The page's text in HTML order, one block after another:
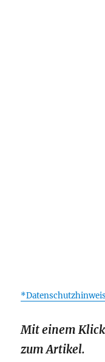
Mit einem
zum Artikel.